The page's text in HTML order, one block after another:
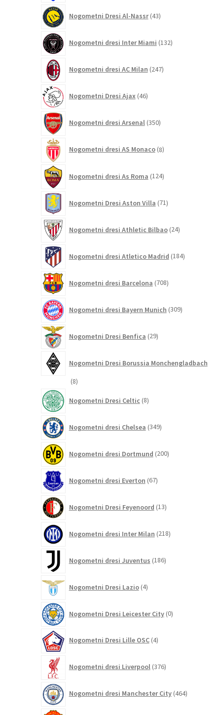
Nogometni Dresi Al-Nassr 43izdelkov
Nogometni dresi Inter Miami 132izdelkov
Nogometni dresi AC Milan 247izdelkov
Nogometni Dresi Ajax 46izdelkov
Nogometni dresi Arsenal 350izdelkov
Nogometni dresi AS Monaco 8izdelkov
Nogometni dresi As Roma 124izdelkov
Nogometni Dresi Aston Villa 71izdelkov
Nogometni dresi Athletic Bilbao 24izdelkov
Nogometni dresi Atletico Madrid 184izdelkov
Nogometni dresi Barcelona 708izdelkov
Nogometni dresi Bayern Munich 309izdelkov
Nogometni Dresi Benfica 29izdelkov
Nogometni Dresi Borussia Monchengladbach
88
Nogometni Dresi Celtic 8izdelkov
Nogometni dresi Chelsea 349izdelkov
Nogometni dresi Dortmund 200izdelkov
Nogometni dresi Everton 67izdelkov
Nogometni Dresi Feyenoord 13izdelkov
Nogometni dresi Inter Milan 218izdelkov
Nogometni dresi Juventus 186izdelkov
Nogometni Dresi Lazio 4izdelki
Nogometni Dresi Leicester City 0izdelkov
Nogometni Dresi Lille OSC 4izdelki
Nogometni dresi Liverpool 376izdelkov
Nogometni dresi Manchester City 464izdelkov